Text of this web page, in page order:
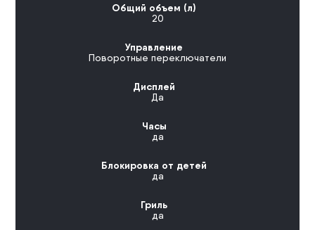
Общий объем (л)
20
Управление
Поворотные переключатели
Дисплей
Да
Часы
да
Блокировка от детей
да
Гриль
да